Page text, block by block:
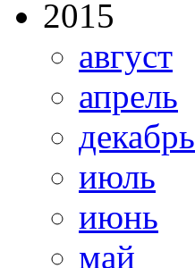
2015
август
апрель
декабрь
июль
июнь
май